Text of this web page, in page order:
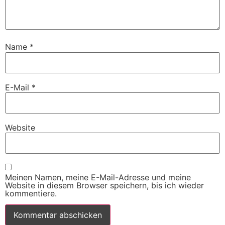
Name *
E-Mail *
Website
Meinen Namen, meine E-Mail-Adresse und meine
Website in diesem Browser speichern, bis ich wieder
kommentiere.